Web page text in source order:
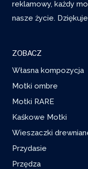
reklamowy, każdy
nasze życie.
ZOBACZ
Własna kompozycja
Motki ombre
Motki RARE
Kaśkowe Motki
Wieszaczki
Przydasie
Przędza